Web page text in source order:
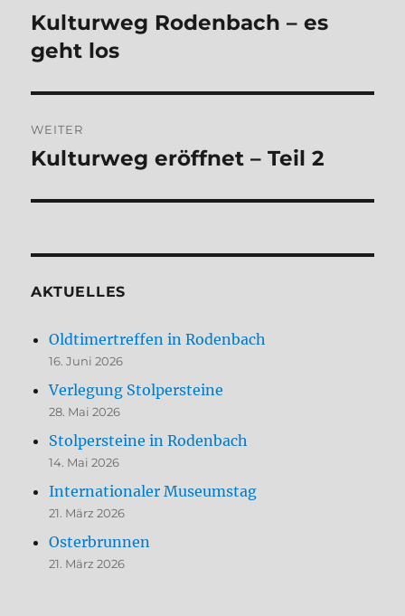
Vorheriger
Beitrag:
Kulturweg Rodenbach – es
geht los
WEITER
Nächster
Kulturweg eröffnet – Teil 2
AKTUELLES
Oldtimertreffen in Rodenbach
16. Juni 2026
Verlegung Stolpersteine
28. Mai 2026
Stolpersteine in Rodenbach
14. Mai 2026
Internationaler Museumstag
21. März 2026
Osterbrunnen
21. März 2026